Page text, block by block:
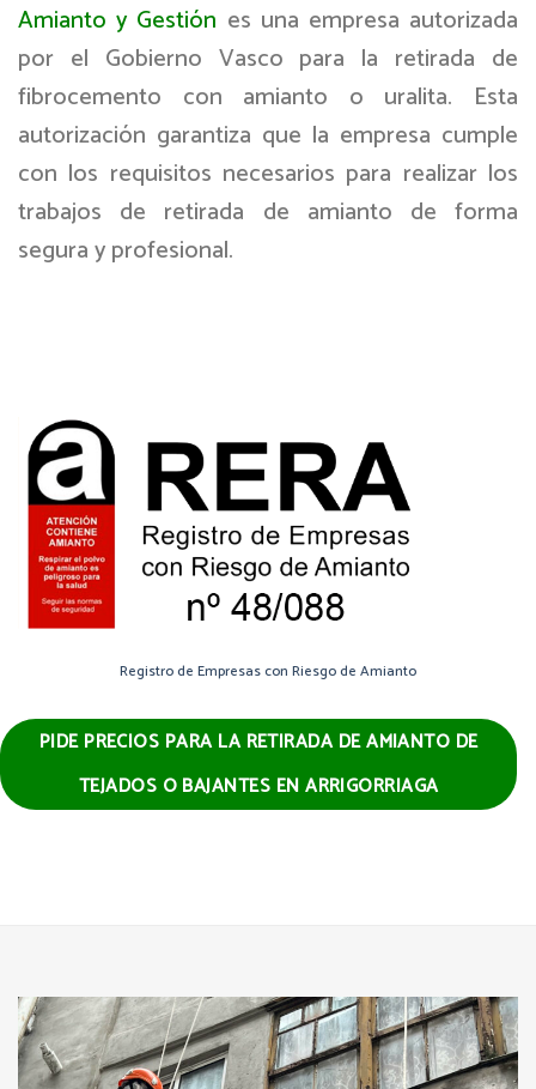
Amianto y Gestión es una empresa autorizada
por el Gobierno Vasco para la retirada de
fibrocemento con amianto o uralita. Esta
autorización garantiza que la empresa cumple
con los requisitos necesarios para realizar los
trabajos de retirada de amianto de forma
segura y profesional.
Registro de Empresas con Riesgo de Amianto
PIDE PRECIOS PARA LA RETIRADA DE AMIANTO DE
TEJADOS O BAJANTES EN ARRIGORRIAGA